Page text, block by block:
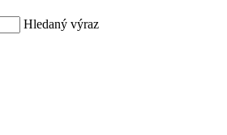
Hledaný výraz